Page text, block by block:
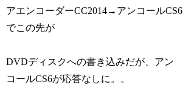
アエンコーダーCC2014→アンコールCS6
でこの先が
DVDディスクへの書き込みだが、アン
コールCS6が応答なしに。。